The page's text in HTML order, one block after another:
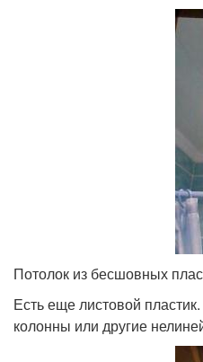
Потолок из бесшовных
Есть еще листовой
колонны или другие